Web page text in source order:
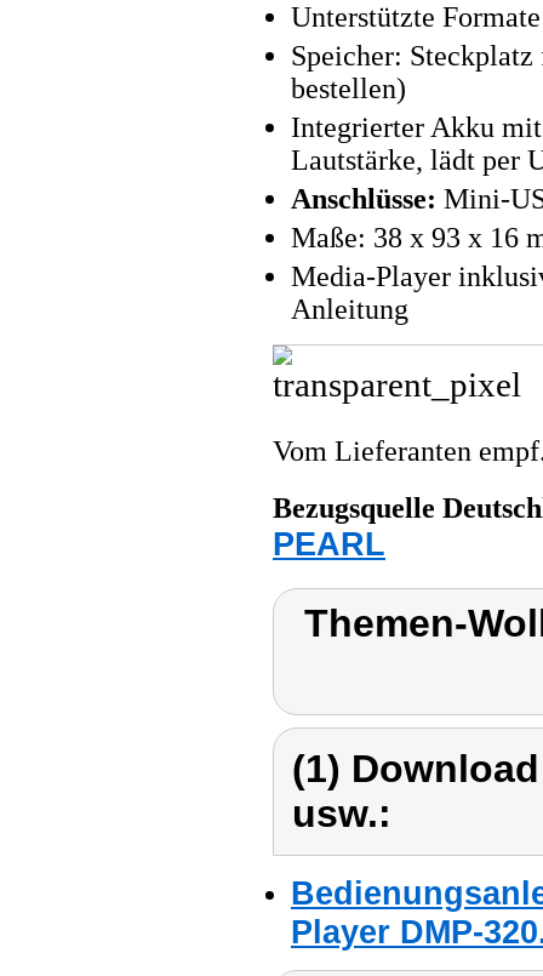
Unterstützte
Speicher:
bestellen)
Integrierter Akku
Lautstärke, lädt per
Anschlüsse: Mini-
Maße: 38 x 93 x 16
Media-Player
Anleitung
Vom Lieferanten
Bezugsquelle
PEARL
Themen-
(1)
usw.:
Player DMP-